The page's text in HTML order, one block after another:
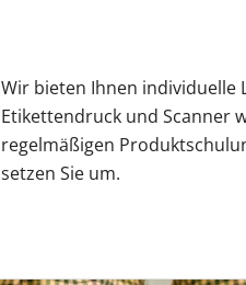
Wir bieten Ihnen individuelle
Etikettendruck und Scanner
regelmäßigen
setzen Sie um.